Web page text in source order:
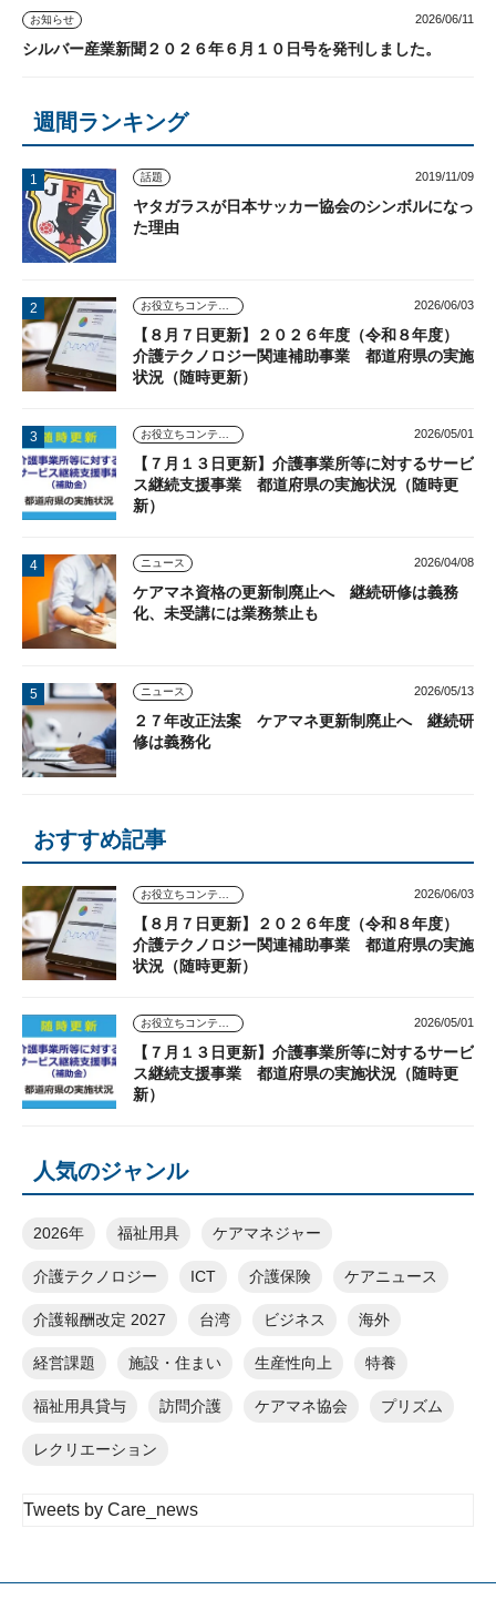
お知らせ 2026/06/11
シルバー産業新聞２０２６年６月１０日号を発刊しました。
週間ランキング
話題 2019/11/09
ヤタガラスが日本サッカー協会のシンボルになっ
た理由
お役立ちコンテンツ 2026/06/03
【８月７日更新】２０２６年度（令和８年度）
介護テクノロジー関連補助事業 都道府県の実施
状況（随時更新）
お役立ちコンテンツ 2026/05/01
【７月１３日更新】介護事業所等に対するサービ
ス継続支援事業 都道府県の実施状況（随時更
新）
ニュース 2026/04/08
ケアマネ資格の更新制廃止へ 継続研修は義務
化、未受講には業務禁止も
ニュース 2026/05/13
２７年改正法案 ケアマネ更新制廃止へ 継続研
修は義務化
おすすめ記事
お役立ちコンテンツ 2026/06/03
【８月７日更新】２０２６年度（令和８年度）
介護テクノロジー関連補助事業 都道府県の実施
状況（随時更新）
お役立ちコンテンツ 2026/05/01
【７月１３日更新】介護事業所等に対するサービ
ス継続支援事業 都道府県の実施状況（随時更
新）
人気のジャンル
2026年 福祉用具 ケアマネジャー
介護テクノロジー ICT 介護保険 ケアニュース
介護報酬改定 2027 台湾 ビジネス 海外
経営課題 施設・住まい 生産性向上 特養
福祉用具貸与 訪問介護 ケアマネ協会 プリズム
レクリエーション
Tweets by Care_news